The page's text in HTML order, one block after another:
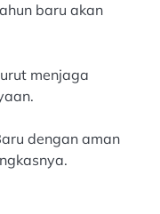
baru akan
menjaga
dengan aman